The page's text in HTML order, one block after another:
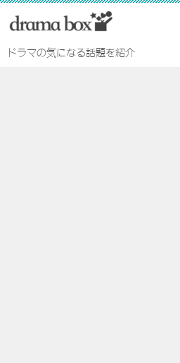
ドラマの気になる話題を紹介